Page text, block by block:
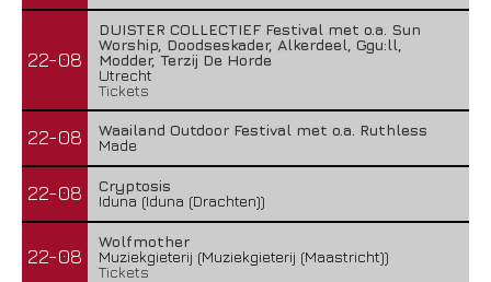
22-08
DUISTER COLLECTIEF Festival met o.a. Sun
Worship, Doodseskader, Alkerdeel, Ggu:ll,
Modder, Terzij De Horde
Utrecht
Tickets
22-08
Waailand Outdoor Festival met o.a. Ruthless
Made
22-08
Cryptosis
Iduna (Iduna (Drachten))
22-08
Wolfmother
Muziekgieterij (Muziekgieterij (Maastricht))
Tickets